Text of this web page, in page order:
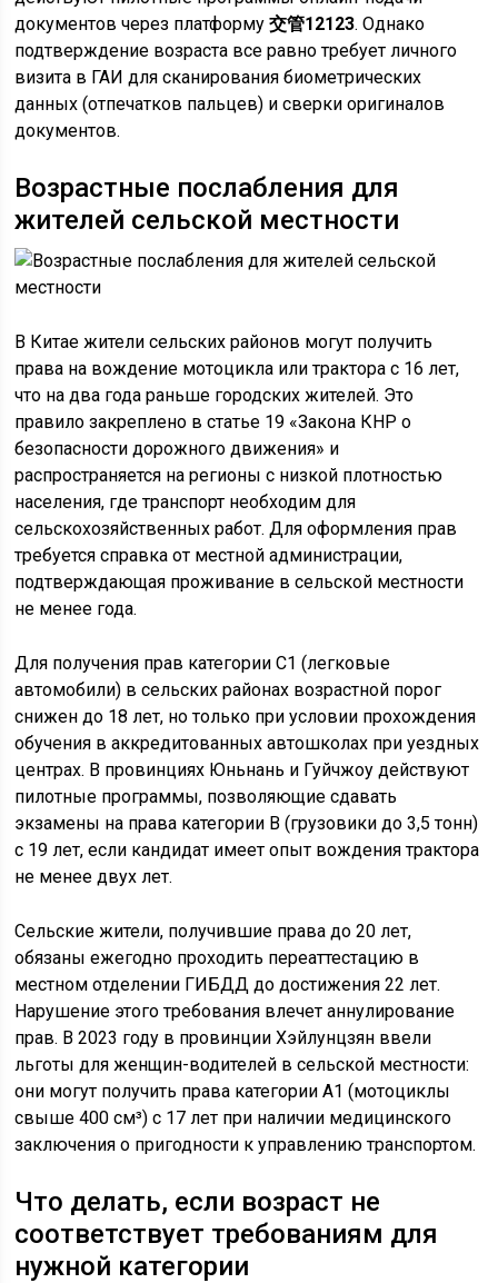
документов через платформу交管12123. Однако
подтверждение возраста все равно требует личного
визита в ГАИ для сканирования биометрических
данных (отпечатков пальцев) и сверки оригиналов
документов.
Возрастные послабления для
жителей сельской местности
В Китае жители сельских районов могут получить
права на вождение мотоцикла или трактора с 16 лет,
что на два года раньше городских жителей. Это
правило закреплено в статье 19 «Закона КНР о
безопасности дорожного движения» и
распространяется на регионы с низкой плотностью
населения, где транспорт необходим для
сельскохозяйственных работ. Для оформления прав
требуется справка от местной администрации,
подтверждающая проживание в сельской местности
не менее года.
Для получения прав категории C1 (легковые
автомобили) в сельских районах возрастной порог
снижен до 18 лет, но только при условии прохождения
обучения в аккредитованных автошколах при уездных
центрах. В провинциях Юньнань и Гуйчжоу действуют
пилотные программы, позволяющие сдавать
экзамены на права категории B (грузовики до 3,5 тонн)
с 19 лет, если кандидат имеет опыт вождения трактора
не менее двух лет.
Сельские жители, получившие права до 20 лет,
обязаны ежегодно проходить переаттестацию в
местном отделении ГИБДД до достижения 22 лет.
Нарушение этого требования влечет аннулирование
прав. В 2023 году в провинции Хэйлунцзян ввели
льготы для женщин-водителей в сельской местности:
они могут получить права категории A1 (мотоциклы
свыше 400 см³) с 17 лет при наличии медицинского
заключения о пригодности к управлению транспортом.
Что делать, если возраст не
соответствует требованиям для
нужной категории